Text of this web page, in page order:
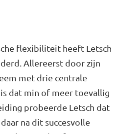
flexibiliteit heeft Letsch
Allereerst door zijn
met drie centrale
dat min of meer toevallig
probeerde Letsch dat
na dit succesvolle